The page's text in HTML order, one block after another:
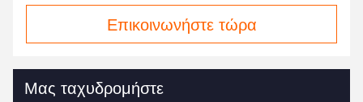
Επικοινωνήστε τώρα
Μας ταχυδρομήστε